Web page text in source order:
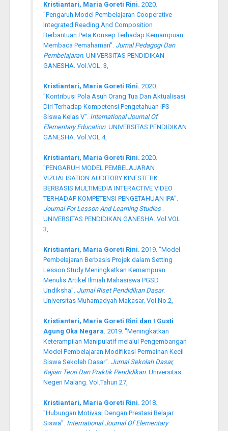
Kristiantari, Maria Goreti Rini. 2020.
"Pengaruh Model Pembelajaran Cooperative
Integrated Reading And Composition
Berbantuan Peta Konsep Terhadap Kemampuan
Membaca Pemahaman". Jurnal Pedagogi Dan
Pembelajaran. UNIVERSITAS PENDIDIKAN
GANESHA. Vol.VOL. 3,
Kristiantari, Maria Goreti Rini. 2020.
"Kontribusi Pola Asuh Orang Tua Dan Aktualisasi
Diri Terhadap Kompetensi Pengetahuan IPS
Siswa Kelas V". International Journal Of
Elementary Education. UNIVERSITAS PENDIDIKAN
GANESHA. Vol.VOL.4,
Kristiantari, Maria Goreti Rini. 2020.
"PENGARUH MODEL PEMBELAJARAN
VIZUALISATION AUDITORY KINESTETIK
BERBASIS MULTIMEDIA INTERACTIVE VIDEO
TERHADAP KOMPETENSI PENGETAHUAN IPA".
Journal For Lesson And Learning Studies .
UNIVERSITAS PENDIDIKAN GANESHA. Vol.VOL.
3,
Kristiantari, Maria Goreti Rini. 2019. "Model
Pembelajaran Berbasis Projek dalam Setting
Lesson Study Meningkatkan Kemampuan
Menulis Artikel Ilmiah Mahasiswa PGSD
Undiksha". Jurnal Riset Pendidikan Dasar.
Universitas Muhamadyah Makasar. Vol.No.2,
Kristiantari, Maria Goreti Rini dan I Gusti
Agung Oka Negara. 2019. "Meningkatkan
Keterampilan Manipulatif melalui Pengembangan
Model Pembelajaran Modifikasi Permainan Kecil
Siswa Sekolah Dasar". Jurnal Sekolah Dasar,
Kajian Teori Dan Praktik Pendidikan. Universitas
Negeri Malang. Vol.Tahun 27,
Kristiantari, Maria Goreti Rini. 2018.
"Hubungan Motivasi Dengan Prestasi Belajar
Siswa". International Journal Of Elementary